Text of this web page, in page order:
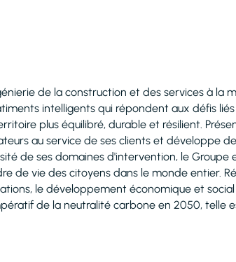
de la construction et des services à la
intelligents qui répondent aux défis liés
plus équilibré, durable et résilient.
au service de ses clients et développe
de ses domaines d'intervention, le Groupe
de vie des citoyens dans le monde entier.
le développement économique et
de la neutralité carbone en 2050, telle